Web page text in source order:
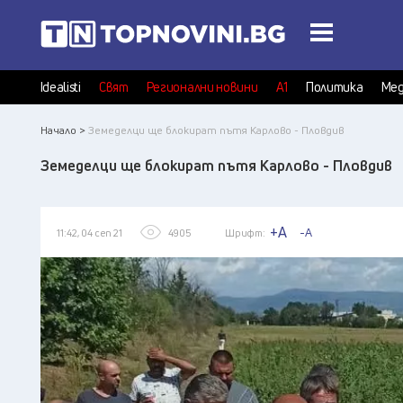
Idealisti Свят Регионални новини А1 Политика
Начало > Земеделци ще блокират пътя Карлово - Пловдив
Земеделци ще блокират пътя Карлово - Пловдив
11:42, 04 сеп 21 4905 Шрифт: +A -A